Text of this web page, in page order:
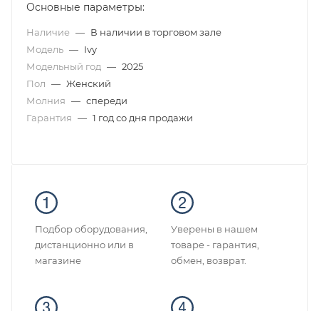
Основные параметры:
Наличие — В наличии в торговом зале
Модель — Ivy
Модельный год — 2025
Пол — Женский
Молния — спереди
Гарантия — 1 год со дня продажи
Подбор оборудования,
дистанционно или в
магазине
Уверены в нашем
товаре - гарантия,
обмен, возврат.